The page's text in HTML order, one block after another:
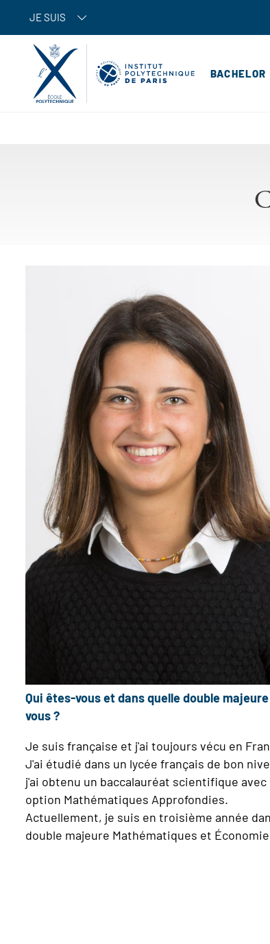
JE SUIS
BACHELOR
Qui êtes-vous et dans quelle double
vous ?
Je suis française et j'ai toujours vécu en
J'ai étudié dans un lycée français de bon
j'ai obtenu un baccalauréat scientifique avec
option Mathématiques Approfondies.
Actuellement, je suis en troisième année
double majeure Mathématiques et